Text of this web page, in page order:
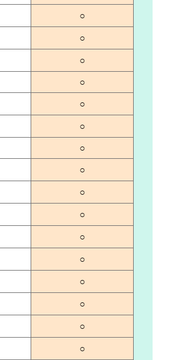
○
○
○
○
○
○
○
○
○
○
○
○
○
○
○
○